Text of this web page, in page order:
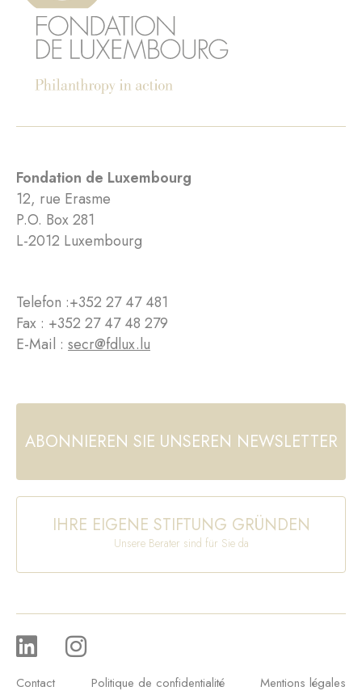
Fondation de Luxembourg
12, rue Erasme
P.O. Box 281
L-2012 Luxembourg
Telefon :+352 27 47 481
Fax : +352 27 47 48 279
E-Mail : secr@fdlux.lu
ABONNIEREN SIE UNSEREN NEWSLETTER
IHRE EIGENE STIFTUNG GRÜNDEN
Unsere Berater sind für Sie da
Contact Politique de confidentialité Mentions légales